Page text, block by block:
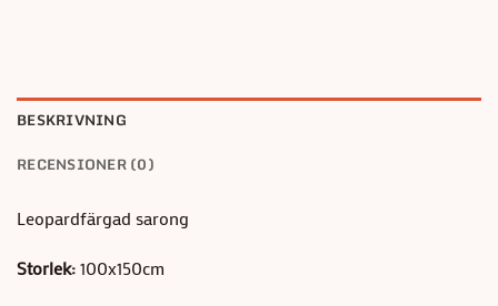
BESKRIVNING
RECENSIONER (0)
Leopardfärgad sarong
Storlek:100x150cm